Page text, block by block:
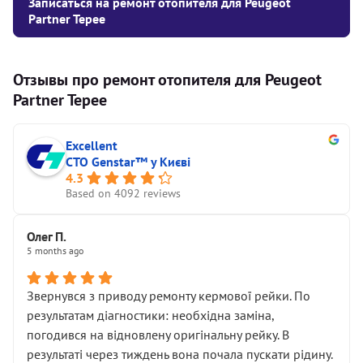
Partner Tepee
Отзывы про ремонт отопителя для Peugeot
Partner Tepee
Excellent
СТО Genstar™ у Києві
4.3
Based on 4092 reviews
Олег П.
5 months ago
Звернувся з приводу ремонту кермової рейки. По
результатам діагностики: необхідна заміна,
погодився на відновлену оригінальну рейку. В
результаті через тиждень вона почала пускати рідину.